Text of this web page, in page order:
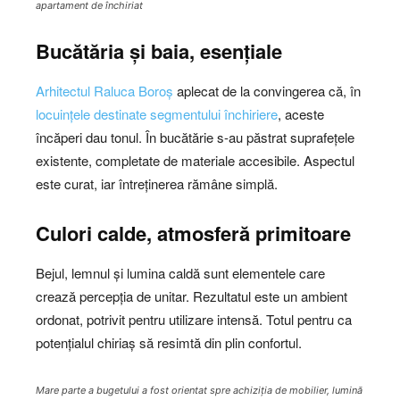
apartament de închiriat
Bucătăria și baia, esențiale
Arhitectul Raluca Boroș aplecat de la convingerea că, în
locuințele destinate segmentului închiriere, aceste
încăperi dau tonul. În bucătărie s-au păstrat suprafețele
existente, completate de materiale accesibile. Aspectul
este curat, iar întreținerea rămâne simplă.
Culori calde, atmosferă primitoare
Bejul, lemnul și lumina caldă sunt elementele care
crează percepția de unitar. Rezultatul este un ambient
ordonat, potrivit pentru utilizare intensă. Totul pentru ca
potențialul chiriaș să resimtă din plin confortul.
Mare parte a bugetului a fost orientat spre achiziția de mobilier, lumină